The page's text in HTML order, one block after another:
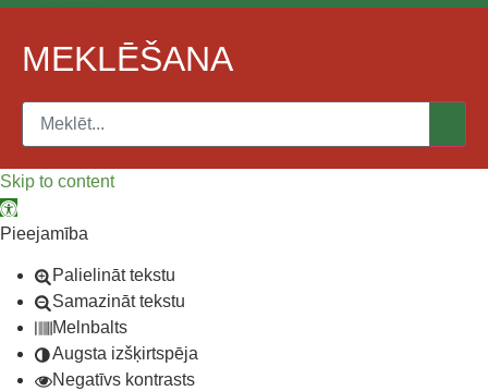
MEKLĒŠANA
Skip to content
Open toolbar
Pieejamība
Palielināt tekstu
Samazināt tekstu
Melnbalts
Augsta izšķirtspēja
Negatīvs kontrasts